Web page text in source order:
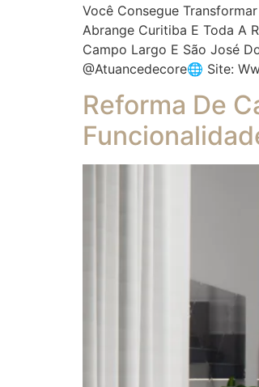
Você Consegue
Abrange Curitiba E Toda A
Campo Largo E São José
@atuancedecore🌐 Site:
Reforma De